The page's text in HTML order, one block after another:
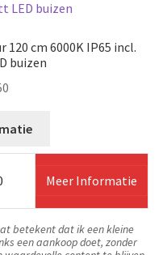
120 cm 6000K IP65 incl.
buizen
Meer Informatie
betekent dat ik een kleine
een aankoop doet, zonder